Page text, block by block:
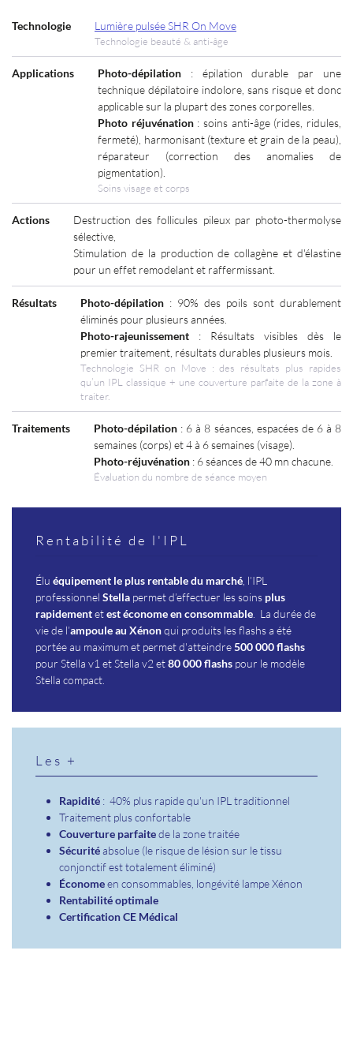
Technologie Lumière pulsée SHR On Move
Technologie beauté & anti-âge
Applications Photo-dépilation : épilation durable par une
technique dépilatoire indolore, sans risque et donc
applicable sur la plupart des zones corporelles.
Photo réjuvénation: soins anti-âge (rides, ridules,
fermeté), harmonisant (texture et grain de la peau),
réparateur (correction des anomalies de
pigmentation).
Soins visage et corps
Actions
Destruction des follicules pileux par photo-thermolyse
sélective,
Stimulation de la production de collagène et d'élastine
pour un effet remodelant et raffermissant.
Résultats Photo-dépilation : 90% des poils sont durablement
éliminés pour plusieurs années.
Photo-rajeunissement : Résultats visibles dès le
premier traitement, résultats durables plusieurs mois.
Technologie SHR on Move : des résultats plus rapides
qu’un IPL classique + une couverture parfaite de la zone à
traiter.
Traitements Photo-dépilation : 6 à 8 séances, espacées de 6 à 8
semaines (corps) et 4 à 6 semaines (visage).
Photo-réjuvénation : 6 séances de 40 mn chacune.
Évaluation du nombre de séance moyen
Rentabilité de l'IPL
Élu équipement le plus rentable du marché , l’IPL
professionnel Stella permet d’effectuer les soins plus
rapidementetest économe en consommable . La durée de
vie de l’ampoule au Xénonqui produits les flashs a été
portée au maximum et permet d'atteindre500 000 flashs
pour Stella v1 et Stella v2 et80 000 flashs pour le modèle
Stella compact.
Les +
Rapidité : 40% plus rapide qu'un IPL traditionnel
Traitement plus confortable
Couverture parfaitede la zone traitée
Sécuritéabsolue (le risque de lésion sur le tissu
conjonctif est totalement éliminé)
Économeen consommables, longévité lampe Xénon
Rentabilité optimale
Certification CE Médical